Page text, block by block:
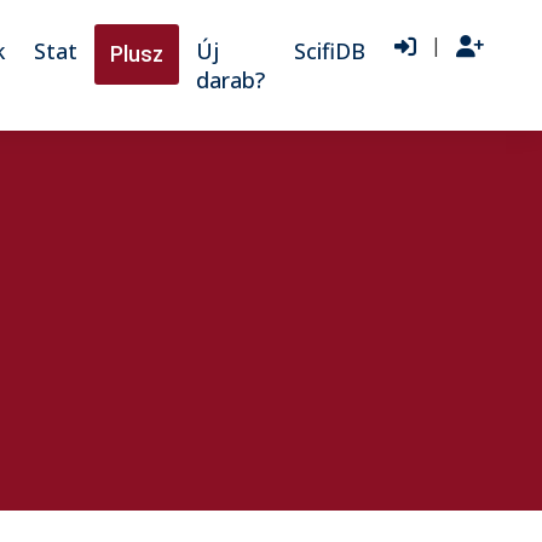
Stat Plusz
Új
darab?
ScifiDB |